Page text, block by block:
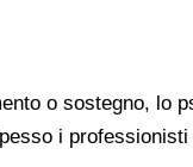
o sostegno, lo
i